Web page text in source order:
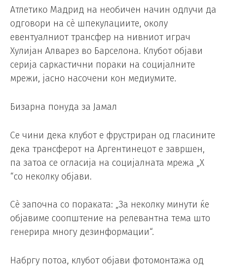
Атлетико Мадрид на необичен начин одлучи да
одговори на сè шпекулациите, околу
евентуалниот трансфер на нивниот играч
Хулијан Алварез во Барселона. Клубот објави
серија саркастични пораки на социјалните
мрежи, јасно насочени кон медиумите.
Бизарна понуда за Јамал
Се чини дека клубот е фрустриран од гласините
дека трансферот на Аргентинецот е завршен,
па затоа се огласија на социјалната мрежа „X
“со неколку објави.
Сè започна со пораката: „За неколку минути ќе
објавиме соопштение на релевантна тема што
генерира многу дезинформации“.
Набргу потоа, клубот објави фотомонтажа од